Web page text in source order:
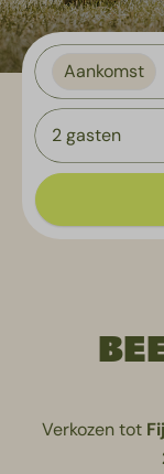
Aankomst
2 gasten
Verkozen tot